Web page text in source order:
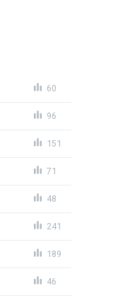
60
96
151
71
48
241
189
46